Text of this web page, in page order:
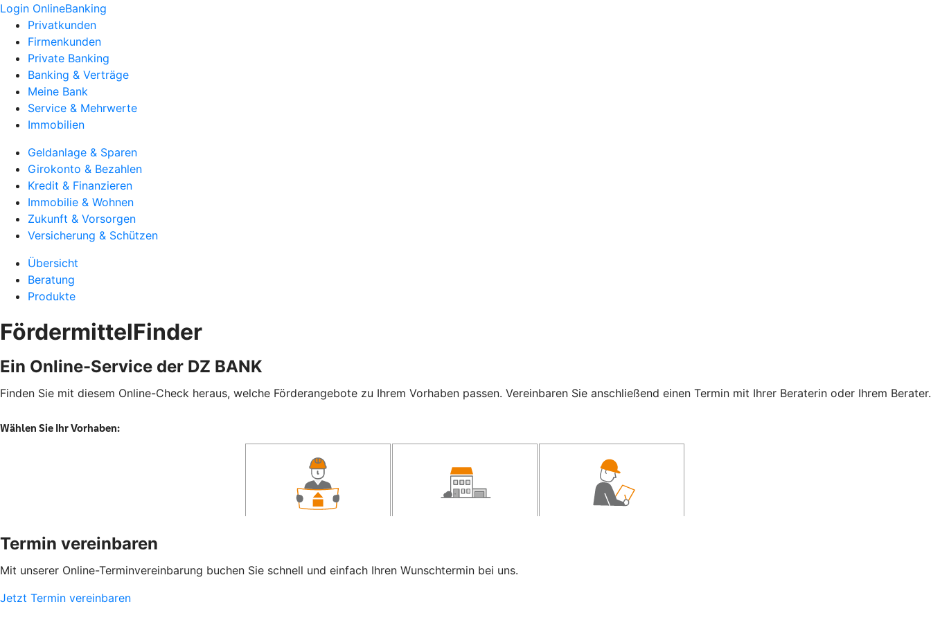
Login OnlineBanking
Privatkunden
Firmenkunden
Private Banking
Banking & Verträge
Meine Bank
Service & Mehrwerte
Immobilien
Geldanlage & Sparen
Girokonto & Bezahlen
Kredit & Finanzieren
Immobilie & Wohnen
Zukunft & Vorsorgen
Versicherung & Schützen
Übersicht
Beratung
Produkte
FördermittelFinder
Ein Online-Service der DZ BANK
Finden Sie mit diesem Online-Check heraus, welche Förderangebote zu Ihrem Vorhaben passen. Vereinbaren Sie anschließend einen Termin mit Ihrer Beraterin oder Ihrem Berater.
Termin vereinbaren
Mit unserer Online-Terminvereinbarung buchen Sie schnell und einfach Ihren Wunschtermin bei uns.
Jetzt Termin vereinbaren